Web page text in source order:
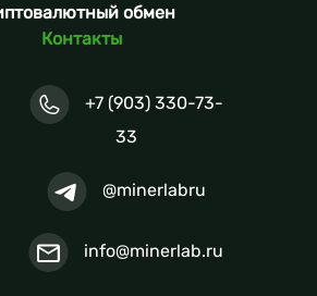
обмен
Контакты
+7 (903) 330-73-
33
@minerlabru
info@minerlab.ru